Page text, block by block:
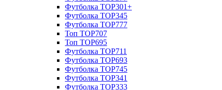
Футболка TOP301+
Футболка TOP345
Футболка TOP777
Топ TOP707
Топ TOP695
Футболка TOP711
Футболка TOP693
Футболка TOP745
Футболка TOP341
Футболка TOP333